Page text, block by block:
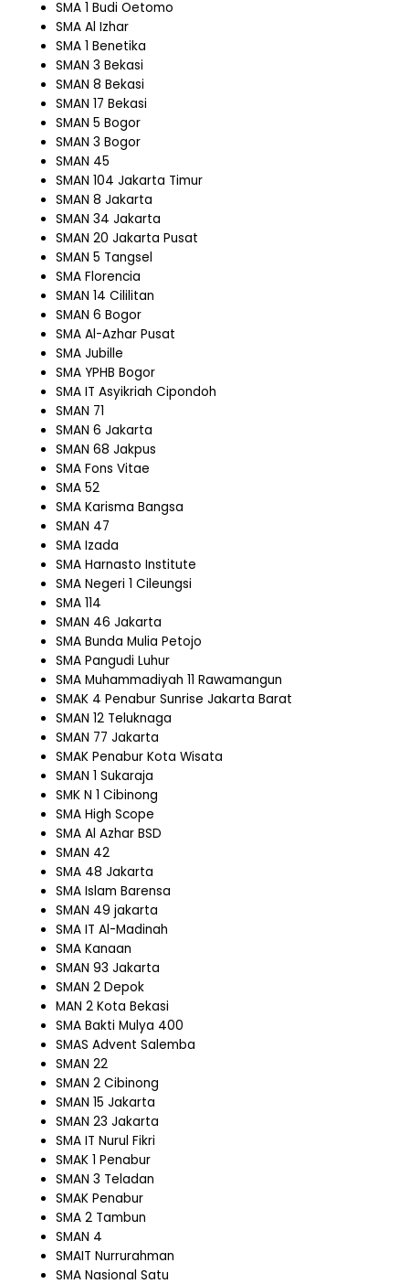
SMA 1 Budi Oetomo
SMA Al Izhar
SMA 1 Benetika
SMAN 3 Bekasi
SMAN 8 Bekasi
SMAN 17 Bekasi
SMAN 5 Bogor
SMAN 3 Bogor
SMAN 45
SMAN 104 Jakarta Timur
SMAN 8 Jakarta
SMAN 34 Jakarta
SMAN 20 Jakarta Pusat
SMAN 5 Tangsel
SMA Florencia
SMAN 14 Cililitan
SMAN 6 Bogor
SMA Al-Azhar Pusat
SMA Jubille
SMA YPHB Bogor
SMA IT Asyikriah Cipondoh
SMAN 71
SMAN 6 Jakarta
SMAN 68 Jakpus
SMA Fons Vitae
SMA 52
SMA Karisma Bangsa
SMAN 47
SMA Izada
SMA Harnasto Institute
SMA Negeri 1 Cileungsi
SMA 114
SMAN 46 Jakarta
SMA Bunda Mulia Petojo
SMA Pangudi Luhur
SMA Muhammadiyah 11 Rawamangun
SMAK 4 Penabur Sunrise Jakarta Barat
SMAN 12 Teluknaga
SMAN 77 Jakarta
SMAK Penabur Kota Wisata
SMAN 1 Sukaraja
SMK N 1 Cibinong
SMA High Scope
SMA Al Azhar BSD
SMAN 42
SMA 48 Jakarta
SMA Islam Barensa
SMAN 49 jakarta
SMA IT Al-Madinah
SMA Kanaan
SMAN 93 Jakarta
SMAN 2 Depok
MAN 2 Kota Bekasi
SMA Bakti Mulya 400
SMAS Advent Salemba
SMAN 22
SMAN 2 Cibinong
SMAN 15 Jakarta
SMAN 23 Jakarta
SMA IT Nurul Fikri
SMAK 1 Penabur
SMAN 3 Teladan
SMAK Penabur
SMA 2 Tambun
SMAN 4
SMAIT Nurrurahman
SMA Nasional Satu